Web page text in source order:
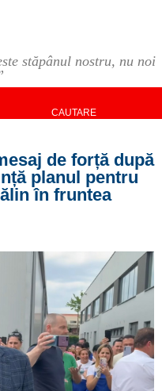
stăpânul nostru, nu noi
CAUTARE
de forță după
planul pentru
în fruntea